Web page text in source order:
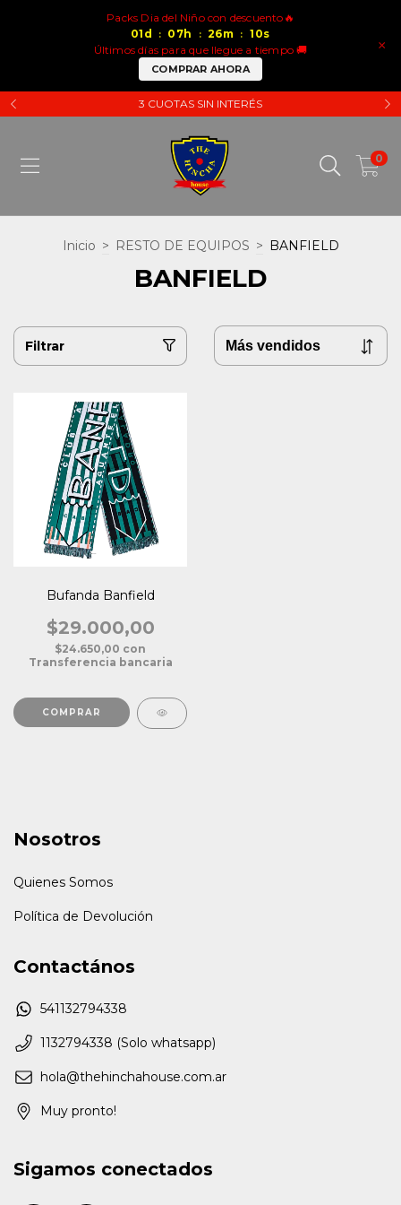
×
Packs Dia del Niño con descuento🔥
01 d : 07h : 26m : 10s
Últimos días para que llegue a tiempo 🚚
COMPRAR AHORA
3 CUOTAS SIN INTERÉS
0
Inicio > RESTO DE EQUIPOS > BANFIELD
BANFIELD
Filtrar
Bufanda Banfield
$29.000,00
$24.650,00 con
Transferencia bancaria
Nosotros
Quienes Somos
Política de Devolución
Contactános
541132794338
1132794338 (Solo whatsapp)
hola@thehinchahouse.com.ar
Muy pronto!
Sigamos conectados